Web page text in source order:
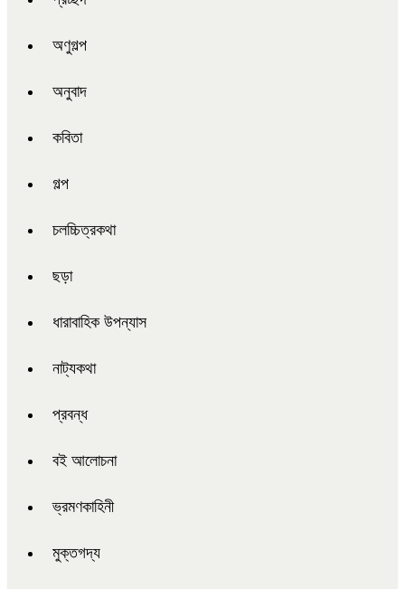
অণুগল্প
অনুবাদ
কবিতা
গল্প
চলচ্চিত্রকথা
ছড়া
ধারাবাহিক উপন্যাস
নাট্যকথা
প্রবন্ধ
বই আলোচনা
ভ্রমণকাহিনী
মুক্তগদ্য